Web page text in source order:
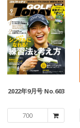
2022年9月号 No.603
700